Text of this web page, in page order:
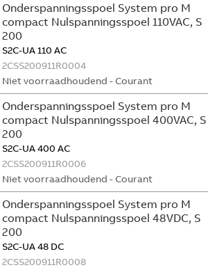
Onderspanningsspoel System pro M
compact Nulspanningsspoel 110VAC, S
200
S2C-UA 110 AC
2CSS200911R0004
Niet voorraadhoudend - Courant
Onderspanningsspoel System pro M
compact Nulspanningsspoel 400VAC, S
200
S2C-UA 400 AC
2CSS200911R0006
Niet voorraadhoudend - Courant
Onderspanningsspoel System pro M
compact Nulspanningsspoel 48VDC, S
200
S2C-UA 48 DC
2CSS200911R0008